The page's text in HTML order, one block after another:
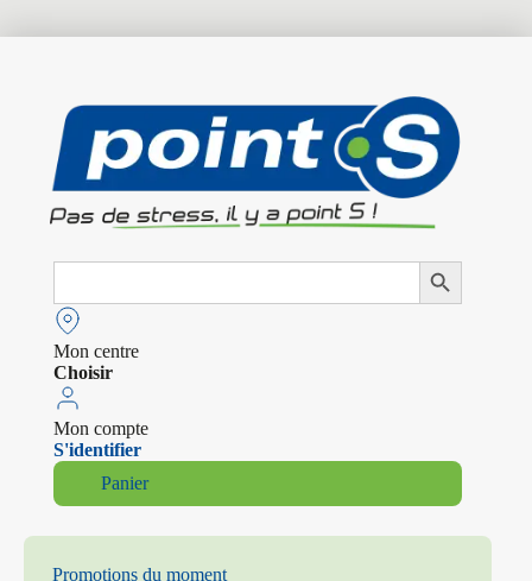
Search
Search Button
Mon centre
Choisir
Mon compte
S'identifier
Panier
Promotions du moment